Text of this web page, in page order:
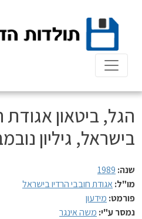
content
הגל, ביטאון אגודת
בישראל, גיליון נובמבר
שנה: 1989
מו"ל: אגודת חובבי הרדיו בישראל
פורמט: מידעון
נמסר ע"י: משה אינגר